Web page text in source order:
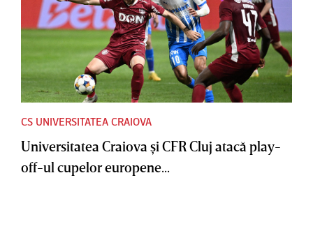
CS UNIVERSITATEA CRAIOVA
Universitatea Craiova şi CFR Cluj atacă play-
off-ul cupelor europene...